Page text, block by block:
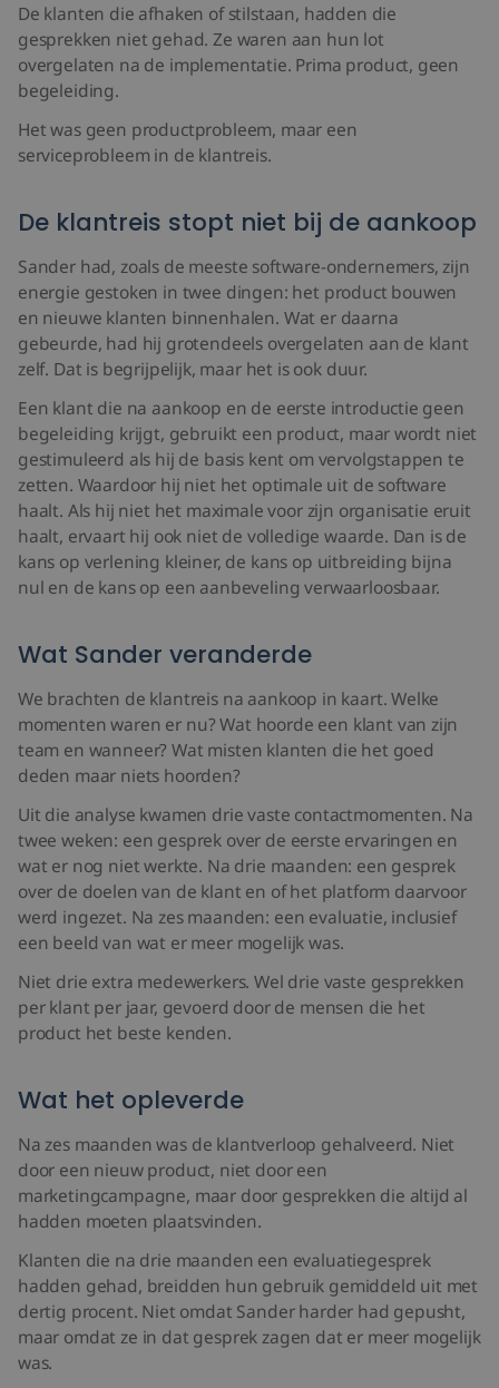
De klanten die afhaken of stilstaan, hadden die
gesprekken niet gehad. Ze waren aan hun lot
overgelaten na de implementatie. Prima product, geen
begeleiding.
Het was geen productprobleem, maar een
serviceprobleem in de klantreis.
De klantreis stopt niet bij de aankoop
Sander had, zoals de meeste software-ondernemers, zijn
energie gestoken in twee dingen: het product bouwen
en nieuwe klanten binnenhalen. Wat er daarna
gebeurde, had hij grotendeels overgelaten aan de klant
zelf. Dat is begrijpelijk, maar het is ook duur.
Een klant die na aankoop en de eerste introductie geen
begeleiding krijgt, gebruikt een product, maar wordt niet
gestimuleerd als hij de basis kent om vervolgstappen te
zetten. Waardoor hij niet het optimale uit de software
haalt. Als hij niet het maximale voor zijn organisatie eruit
haalt, ervaart hij ook niet de volledige waarde. Dan is de
kans op verlening kleiner, de kans op uitbreiding bijna
nul en de kans op een aanbeveling verwaarloosbaar.
Wat Sander veranderde
We brachten de klantreis na aankoop in kaart. Welke
momenten waren er nu? Wat hoorde een klant van zijn
team en wanneer? Wat misten klanten die het goed
deden maar niets hoorden?
Uit die analyse kwamen drie vaste contactmomenten. Na
twee weken: een gesprek over de eerste ervaringen en
wat er nog niet werkte. Na drie maanden: een gesprek
over de doelen van de klant en of het platform daarvoor
werd ingezet. Na zes maanden: een evaluatie, inclusief
een beeld van wat er meer mogelijk was.
Niet drie extra medewerkers. Wel drie vaste gesprekken
per klant per jaar, gevoerd door de mensen die het
product het beste kenden.
Wat het opleverde
Na zes maanden was de klantverloop gehalveerd. Niet
door een nieuw product, niet door een
marketingcampagne, maar door gesprekken die altijd al
hadden moeten plaatsvinden.
Klanten die na drie maanden een evaluatiegesprek
hadden gehad, breidden hun gebruik gemiddeld uit met
dertig procent. Niet omdat Sander harder had gepusht,
maar omdat ze in dat gesprek zagen dat er meer mogelijk
was.